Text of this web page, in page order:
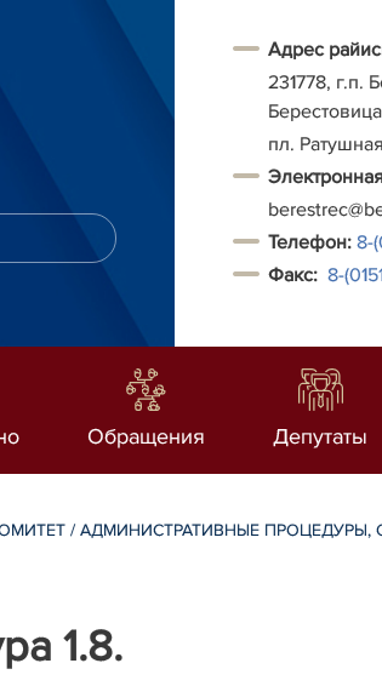
Адрес
231778, г.п.
пл.
Телефон: 8-
Факс: 8-
Обращения Депутаты
/АДМИНИСТРАТИВНЫЕ
1.8.